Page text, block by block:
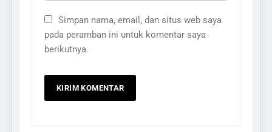
Simpan nama, email, dan situs web saya
pada peramban ini untuk komentar saya
berikutnya.